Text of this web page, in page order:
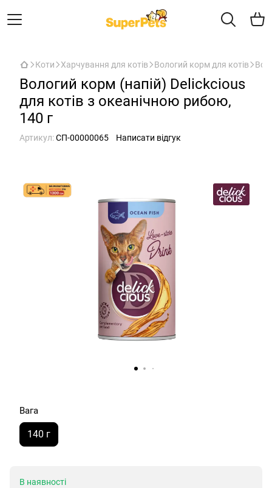
Коти Харчування для котів Вологий корм для котів
Вологий корм (напій) Delickcious
для котів з океанічною рибою,
140 г
Артикул:СП-00000065 Написати відгук
Вага
140 г
В наявності